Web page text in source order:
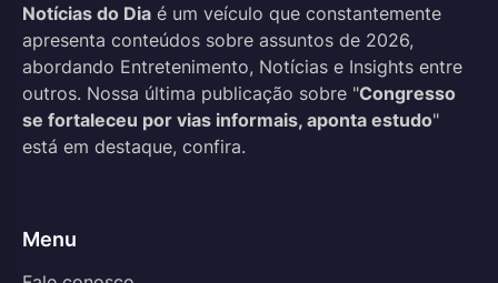
Notícias do Dia é um veículo que constantemente
apresenta conteúdos sobre assuntos de 2026,
abordando Entretenimento, Notícias e Insights entre
outros. Nossa última publicação sobre "Congresso
se fortaleceu por vias informais, aponta estudo"
está em destaque, confira.
Menu